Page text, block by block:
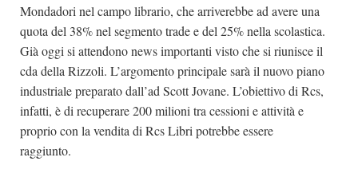
Mondadori nel campo librario, che arriverebbe ad avere una
quota del 38% nel segmento trade e del 25% nella scolastica.
Già oggi si attendono news importanti visto che si riunisce il
cda della Rizzoli. L’argomento principale sarà il nuovo piano
industriale preparato dall’ad Scott Jovane. L’obiettivo di Rcs,
infatti, è di recuperare 200 milioni tra cessioni e attività e
proprio con la vendita di Rcs Libri potrebbe essere
raggiunto.